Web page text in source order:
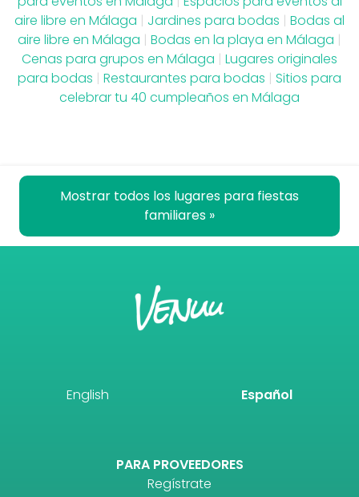
aire libre en Málaga | Jardines para bodas | Bodas al
aire libre en Málaga | Bodas en la playa en Málaga |
Cenas para grupos en Málaga | Lugares originales
para bodas | Restaurantes para bodas | Sitios para
celebrar tu 40 cumpleaños en Málaga
Mostrar todos los lugares para fiestas
familiares »
English Español
PARA PROVEEDORES
Regístrate